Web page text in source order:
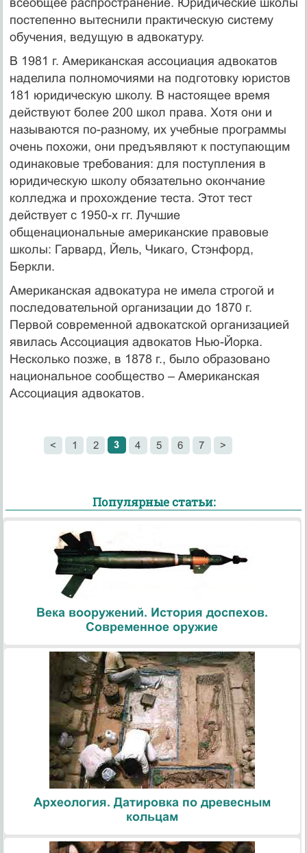
постепенно вытеснили практическую систему
обучения, ведущую в адвокатуру.
В 1981 г. Американская ассоциация адвокатов
наделила полномочиями на подготовку юристов
181 юридическую школу. В настоящее время
действуют более 200 школ права. Хотя они и
называются по-разному, их учебные программы
очень похожи, они предъявляют к поступающим
одинаковые требования: для поступления в
юридическую школу обязательно окончание
колледжа и прохождение теста. Этот тест
действует с 1950-х гг. Лучшие
общенациональные американские правовые
школы: Гарвард, Йель, Чикаго, Стэнфорд,
Беркли.
Американская адвокатура не имела строгой и
последовательной организации до 1870 г.
Первой современной адвокатской организацией
явилась Ассоциация адвокатов Нью-Йорка.
Несколько позже, в 1878 г., было образовано
национальное сообщество – Американская
Ассоциация адвокатов.
< 1 2 3 4 5 6 7 >
Популярные статьи:
Века вооружений. История доспехов.
Современное оружие
Археология. Датировка по древесным
кольцам